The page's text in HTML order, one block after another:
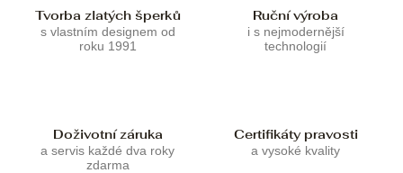
Tvorba zlatých šperků
s vlastním designem od
roku 1991
Ruční výroba
i s nejmodernější
technologií
Doživotní záruka
a servis každé dva roky
zdarma
Certifikáty pravosti
a vysoké kvality